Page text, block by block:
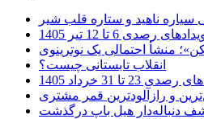
سیاره ناهید و ستاره قلب شیر
رصدی 6 تا 12 تیر 1405
منشأ احتمالی یک نوترینوی
انقلاب تابستانی چیست؟
23 تا 31 خرداد 1405
و رازآلودترین قمر مشتری
دنباله‌دار هیل باپ درگذشت